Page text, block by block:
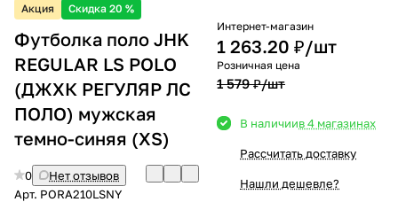
Акция Скидка 20 %
Футболка поло JHK
REGULAR LS POLO
(ДЖХК РЕГУЛЯР ЛС
ПОЛО) мужская
темно-синяя (XS)
0
Нет отзывов
Арт. PORA210LSNY
Интернет-магазин
1 263.20 ₽/шт
Розничная цена
1 579 ₽/шт
В наличиив 4 магазинах
Рассчитать доставку
Нашли дешевле?